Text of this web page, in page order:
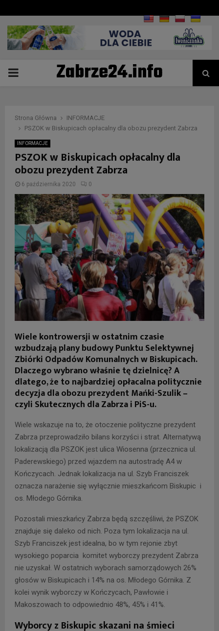
PRIMARYZabrze24.info
Strona Główna
INFORMACJE
PSZOK w Biskupicach opłacalny dla obozu prezydent Zabrza
INFORMACJE
PSZOK w Biskupicach opłacalny dla
obozu prezydent Zabrza
6 października 2020 0
Wiele kontrowersji w ostatnim czasie
wzbudzają plany budowy Punktu Selektywnej
Zbiórki Odpadów Komunalnych w Biskupicach.
Dlaczego wybrano właśnie tę dzielnicę? A
dlatego, że to najbardziej opłacalna politycznie
decyzja dla obozu prezydent Mańki-Szulik –
czyli Skutecznych dla Zabrza i PiS-u.
Wiele wskazuje na to, że otoczenie polityczne prezydent
Zabrza przeprowadziło bilans korzyści i strat. Alternatywą
lokalizacją dla PSZOK jest ulica Wiosenna (przecznica ul.
Paderewskiego) przed wjazdem na autostradę A4 w
Kończycach. Jednak lokalizacja na ul. Szyb Franciszek
oznacza narażenie się wyłącznie mieszkańcom Biskupic i
os. Młodego Górnika.
Pozostali mieszkańcy Zabrza będą szczęśliwi, że PSZOK
znajduje się daleko od nich. Poza tym lokalizacja na ul.
Szyb Franciszek jest idealna, bo w tym rejonie zbyt
wysokiego poparcia komitet wyborczy prezydent Zabrza
nie uzyskał. W ostatnich wyborach samorządowych 26%
głosów w Biskupicach i 14% na os. Młodego Górnika. Z
kolei wynik wyborczy w Kończycach, Pawłowie i
Makoszowach to odpowiednio 48%, 45% i 41%.
Wyborcy z Biskupic skazani na śmieci